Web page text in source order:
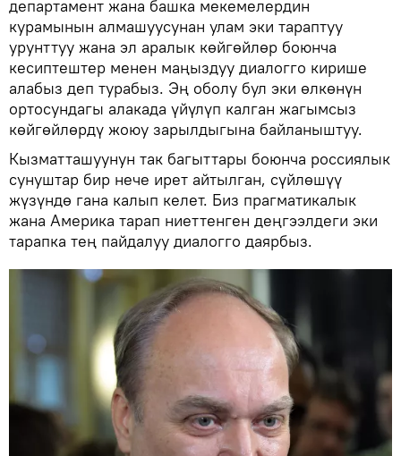
департамент жана башка мекемелердин
курамынын алмашуусунан улам эки тараптуу
урунттуу жана эл аралык көйгөйлөр боюнча
кесиптештер менен маңыздуу диалогго кирише
алабыз деп турабыз. Эң оболу бул эки өлкөнүн
ортосундагы алакада үйүлүп калган жагымсыз
көйгөйлөрдү жоюу зарылдыгына байланыштуу.
Кызматташуунун так багыттары боюнча россиялык
сунуштар бир нече ирет айтылган, сүйлөшүү
жүзүндө гана калып келет. Биз прагматикалык
жана Америка тарап ниеттенген деңгээлдеги эки
тарапка тең пайдалуу диалогго даярбыз.